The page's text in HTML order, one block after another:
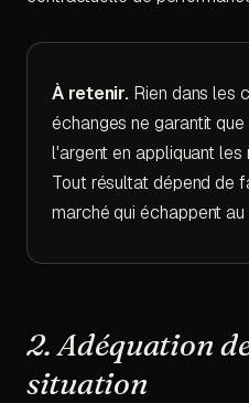
À retenir. Rien dans les
échanges ne garantit
l'argent en appliquant les
Tout résultat dépend de
marché qui échappent
2. Adéquation
situation